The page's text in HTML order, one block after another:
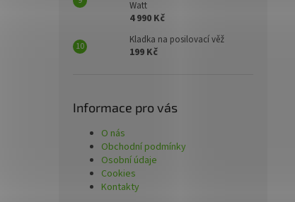
Watt
4 990 Kč
Kladka na posilovací věž
199 Kč
Informace pro vás
O nás
Obchodní podmínky
Osobní údaje
Cookies
Kontakty